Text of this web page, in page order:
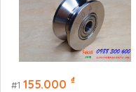
1 155.000 ₫